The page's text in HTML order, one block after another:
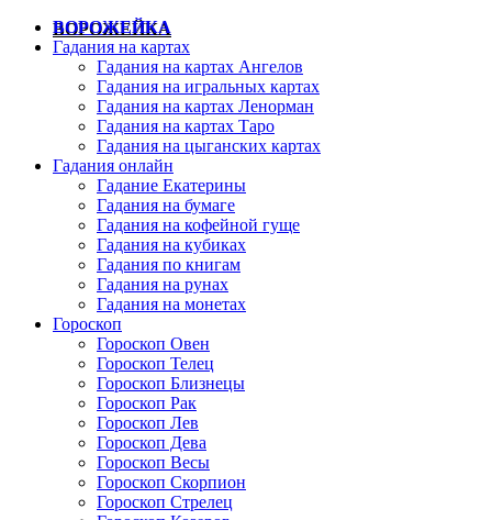
ВОРОЖЕЙКА
Гадания на картах
Гадания на картах Ангелов
Гадания на игральных картах
Гадания на картах Ленорман
Гадания на картах Таро
Гадания на цыганских картах
Гадания онлайн
Гадание Екатерины
Гадания на бумаге
Гадания на кофейной гуще
Гадания на кубиках
Гадания по книгам
Гадания на рунах
Гадания на монетах
Гороскоп
Гороскоп Овен
Гороскоп Телец
Гороскоп Близнецы
Гороскоп Рак
Гороскоп Лев
Гороскоп Дева
Гороскоп Весы
Гороскоп Скорпион
Гороскоп Стрелец